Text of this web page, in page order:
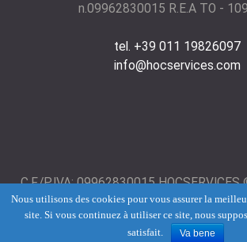
n.09962830015 R.E.A TO -
tel. +39 011 19826097
info@hocservices.com
C.F./P.IVA: 09962830015
reserved.Term of useand
Nous utilisons des cookies pour vous assurer la
site. Si vous continuez à utiliser ce site, nous
satisfait.
Va bene